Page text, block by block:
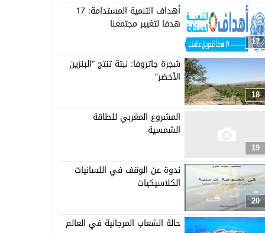
17
أهداف التنمية المستدامة: 17
هدفا لتغيير مجتمعنا
18
شجرة جاتروفا: نبتة تنتج “البنزين
الأخضر”
19
المشروع المغربي للطاقة
الشمسية
20
ندوة عن الوقف في اللسانيات
الكلاسيكيات
حالة الشعاب المرجانية في العالم